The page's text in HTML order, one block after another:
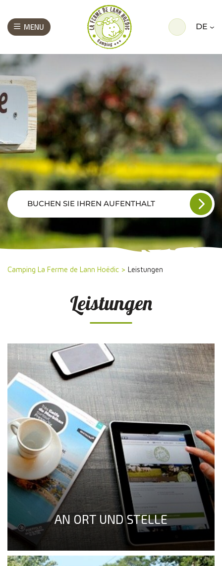
MENU DE
BUCHEN SIE IHREN AUFENTHALT
Camping La Ferme de Lann Hoëdic> Leistungen
Leistungen
AN ORT UND STELLE